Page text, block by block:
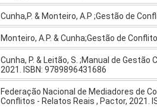
Cunha,P. & Monteiro, A.P ;Gestão de
Monteiro, A.P. & Cunha;Gestão de
Cunha, P. & Leitão, S. ;Manual de
2021. ISBN: 9789896431686
Federação Nacional de Mediadores de
Conflitos - Relatos Reais , Pactor, 2021.